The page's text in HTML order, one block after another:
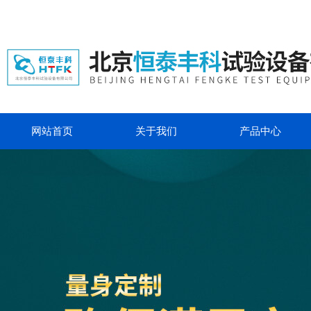
网站首页 关于我们 产品中心